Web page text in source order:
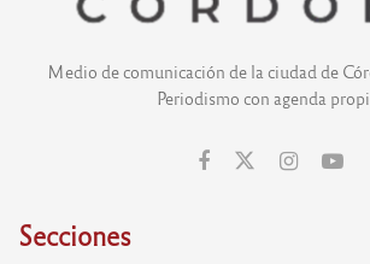
Medio de comunicación de la ciudad de
Periodismo con agenda
Secciones